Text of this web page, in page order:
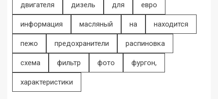
двигателя дизель для евро
информация масляный на находится
пежо предохранители распиновка
схема фильтр фото фургон,
характеристики